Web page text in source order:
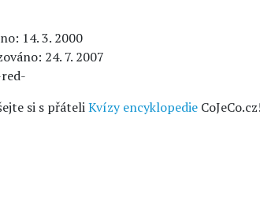
14. 3. 2000
24. 7. 2007
si s přáteliKvízy encyklopedie CoJeCo.cz!